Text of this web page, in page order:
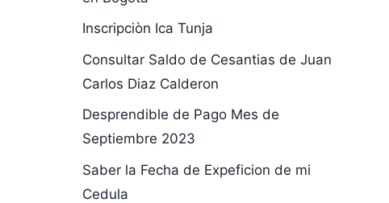
Inscripciòn Ica Tunja
Consultar Saldo de Cesantias de Juan
Carlos Diaz Calderon
Desprendible de Pago Mes de
Septiembre 2023
Saber la Fecha de Expeficion de mi
Cedula